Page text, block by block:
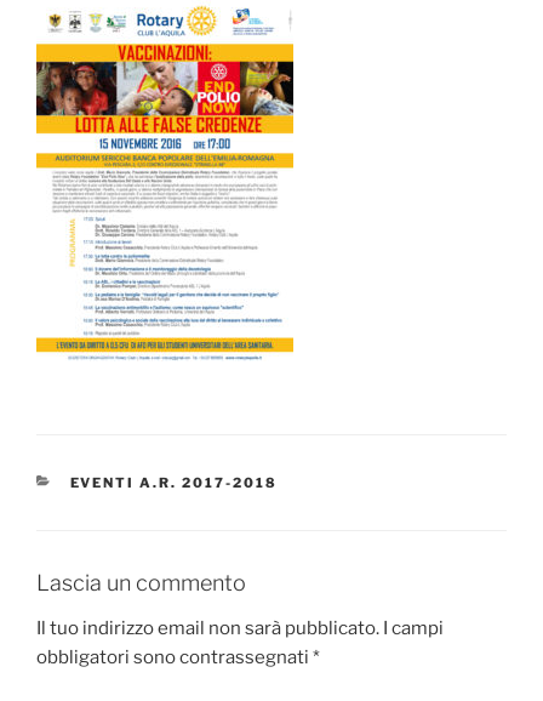
CATEGORIE
EVENTI A.R. 2017-2018
Lascia un commento
Il tuo indirizzo email non sarà pubblicato. I campi
obbligatori sono contrassegnati *